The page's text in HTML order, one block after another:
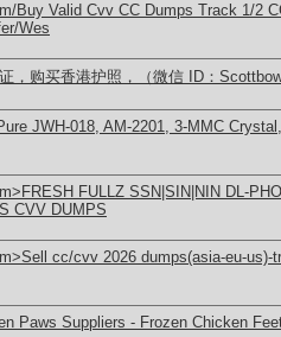
Buy Valid Cvv CC Dumps Track 1/2
Wes
，购买香港护照，（微信 ID：
JWH-018, AM-2201, 3-MMC
FULLZ SSN|SIN|NIN DL-
CVV DUMPS
cc/cvv 2026 dumps(asia-eu-us)-
Paws Suppliers - Frozen Chicken